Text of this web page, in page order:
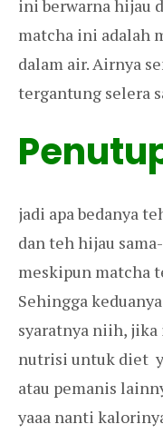
ini berwarna hijau
matcha ini adalah
dalam air. Airnya
tergantung selera
jadi apa bedanya
dan teh hijau
meskipun matcha
Sehingga
syaratnya niih,
nutrisi untuk diet
atau pemanis
yaaa nanti